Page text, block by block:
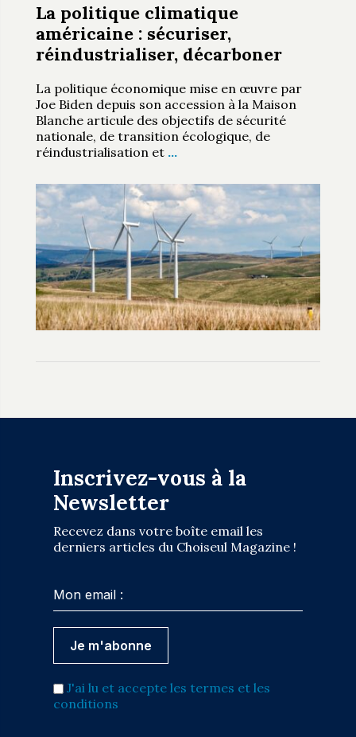
La politique climatique
américaine : sécuriser,
réindustrialiser, décarboner
La politique économique mise en œuvre par
Joe Biden depuis son accession à la Maison
Blanche articule des objectifs de sécurité
nationale, de transition écologique, de
réindustrialisation et …
Inscrivez-vous à la
Newsletter
Recevez dans votre boîte email les
derniers articles du Choiseul Magazine !
J'ai lu et accepte les termes et les
conditions